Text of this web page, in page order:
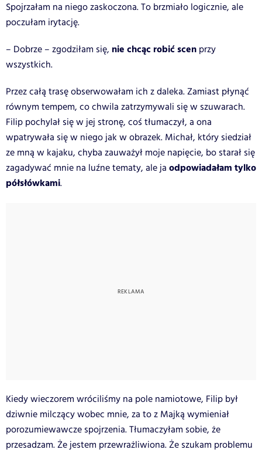
Spojrzałam na niego zaskoczona. To brzmiało logicznie, ale
poczułam irytację.
– Dobrze – zgodziłam się, nie chcąc robić scen przy
wszystkich.
Przez całą trasę obserwowałam ich z daleka. Zamiast płynąć
równym tempem, co chwila zatrzymywali się w szuwarach.
Filip pochylał się w jej stronę, coś tłumaczył, a ona
wpatrywała się w niego jak w obrazek. Michał, który siedział
ze mną w kajaku, chyba zauważył moje napięcie, bo starał się
zagadywać mnie na luźne tematy, ale ja odpowiadałam tylko
półsłówkami.
Kiedy wieczorem wróciliśmy na pole namiotowe, Filip był
dziwnie milczący wobec mnie, za to z Majką wymieniał
porozumiewawcze spojrzenia. Tłumaczyłam sobie, że
przesadzam. Że jestem przewrażliwiona. Że szukam problemu